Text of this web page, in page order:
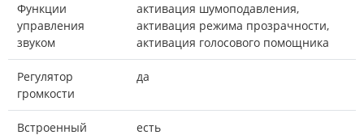
Функции
управления
звуком
активация шумоподавления,
активация режима прозрачности,
активация голосового помощника
Регулятор
громкости
да
Встроенный
есть